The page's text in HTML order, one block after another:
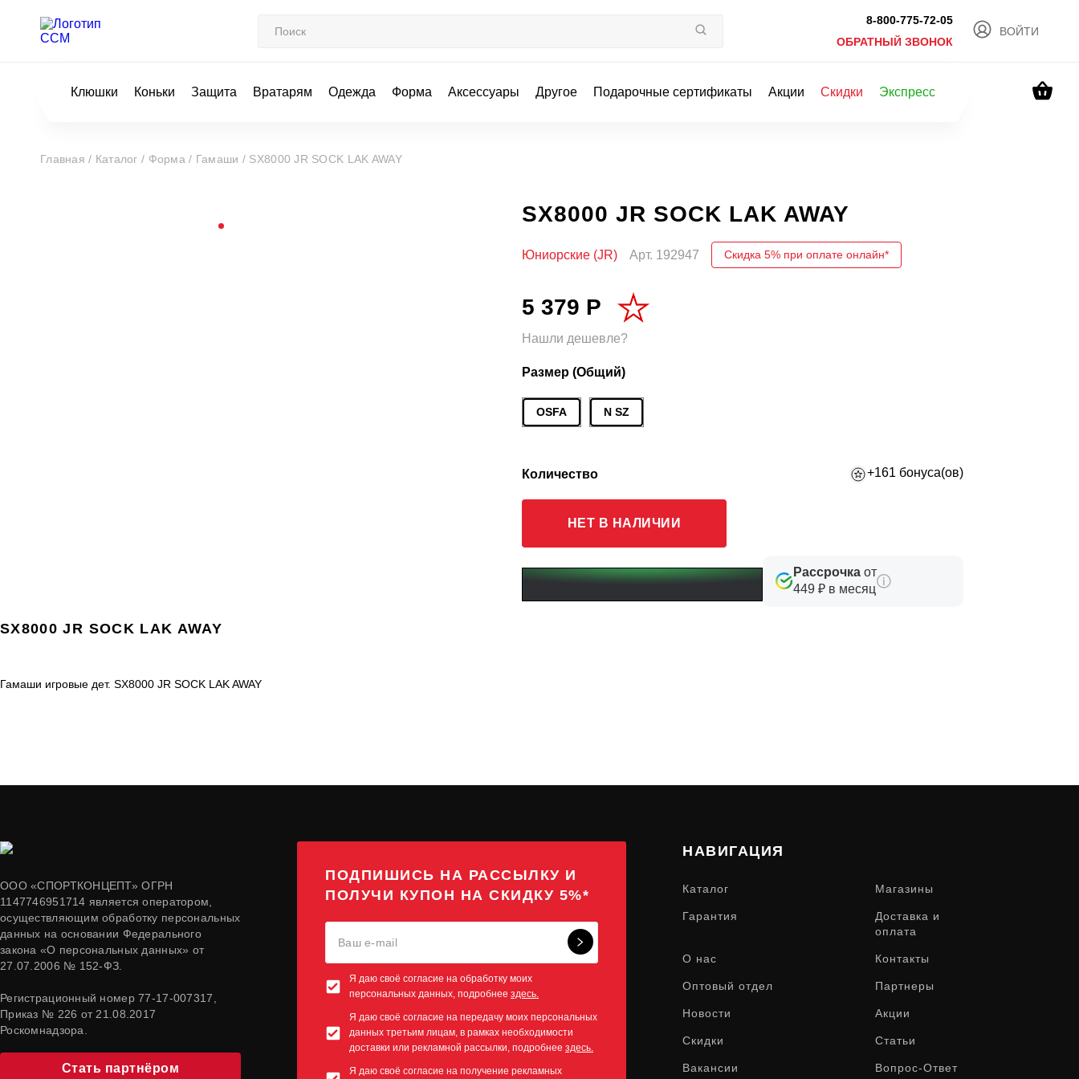
8-800-775-72-05
ОБРАТНЫЙ ЗВОНОК
ВОЙТИ
Клюшки Коньки Защита Вратарям Одежда Форма Аксессуары Другое Подарочные сертификаты Акции Скидки Экспресс
Главная / Каталог / Форма / Гамаши / SX8000 JR SOCK LAK AWAY
SX8000 JR SOCK LAK AWAY
Юниорские (JR) Арт. 192947 Скидка 5% при оплате онлайн*
5 379 Р
Нашли дешевле?
Размер (Общий)
OSFA N SZ
Количество +161 бонуса(ов)
НЕТ В НАЛИЧИИ
Рассрочка от
449 ₽ в месяц
SX8000 JR SOCK LAK AWAY
Гамаши игровые дет. SX8000 JR SOCK LAK AWAY
ООО «СПОРТКОНЦЕПТ» ОГРН
1147746951714 является оператором,
осуществляющим обработку персональных
данных на основании Федерального
закона «О персональных данных» от
27.07.2006 № 152-ФЗ.
Регистрационный номер 77-17-007317,
Приказ № 226 от 21.08.2017
Роскомнадзора.
Стать партнёром
ПОДПИШИСЬ НА РАССЫЛКУ И
ПОЛУЧИ КУПОН НА СКИДКУ 5%*
Я даю своё согласие на обработку моих
персональных данных, подробнее здесь.
Я даю своё согласие на передачу моих персональных
данных третьим лицам, в рамках необходимости
доставки или рекламной рассылки, подробнее здесь.
Я даю своё согласие на получение рекламных
НАВИГАЦИЯ
Каталог Магазины
Гарантия
Доставка и
оплата
О нас Контакты
Оптовый отдел Партнеры
Новости Акции
Скидки Статьи
Вакансии Вопрос-Ответ